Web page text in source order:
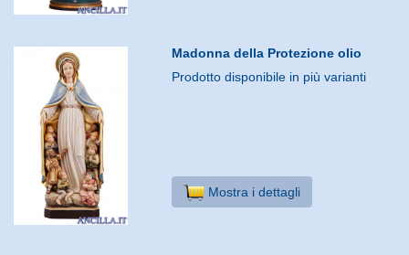
Madonna della Protezione olio
Prodotto disponibile in più varianti
Mostra i dettagli